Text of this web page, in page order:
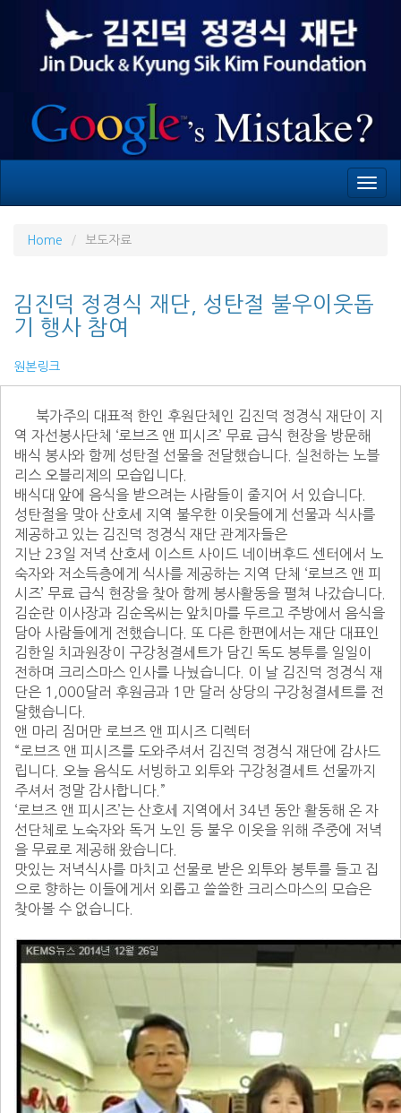
Home 보도자료
김진덕 정경식 재단, 성탄절 불우이웃돕
기 행사 참여
원본링크
역 자선봉사단체 ‘로브즈 앤 피시즈’ 무료 급식 현장을 방문해
배식 봉사와 함께 성탄절 선물을 전달했습니다. 실천하는 노블
리스 오블리제의 모습입니다.
배식대 앞에 음식을 받으려는 사람들이 줄지어 서 있습니다.
성탄절을 맞아 산호세 지역 불우한 이웃들에게 선물과 식사를
제공하고 있는 김진덕 정경식 재단 관계자들은
지난 23일 저녁 산호세 이스트 사이드 네이버후드 센터에서 노
숙자와 저소득층에게 식사를 제공하는 지역 단체 ‘로브즈 앤 피
시즈’ 무료 급식 현장을 찾아 함께 봉사활동을 펼쳐 나갔습니다.
김순란 이사장과 김순옥씨는 앞치마를 두르고 주방에서 음식을
담아 사람들에게 전했습니다. 또 다른 한편에서는 재단 대표인
김한일 치과원장이 구강청결세트가 담긴 독도 봉투를 일일이
전하며 크리스마스 인사를 나눴습니다. 이 날 김진덕 정경식 재
단은 1,000달러 후원금과 1만 달러 상당의 구강청결세트를 전
달했습니다.
앤 마리 짐머만 로브즈 앤 피시즈 디렉터
“로브즈 앤 피시즈를 도와주셔서 김진덕 정경식 재단에 감사드
립니다. 오늘 음식도 서빙하고 외투와 구강청결세트 선물까지
주셔서 정말 감사합니다.”
‘로브즈 앤 피시즈’는 산호세 지역에서 34년 동안 활동해 온 자
선단체로 노숙자와 독거 노인 등 불우 이웃을 위해 주중에 저녁
을 무료로 제공해 왔습니다.
맛있는 저녁식사를 마치고 선물로 받은 외투와 봉투를 들고 집
으로 향하는 이들에게서 외롭고 쓸쓸한 크리스마스의 모습은
찾아볼 수 없습니다.